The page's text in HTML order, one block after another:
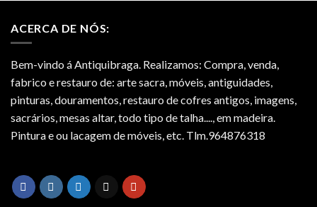
ACERCA DE NÓS:
Bem-vindo á Antiquibraga. Realizamos: Compra, venda,
fabrico e restauro de: arte sacra, móveis, antiguidades,
pinturas, douramentos, restauro de cofres antigos, imagens,
sacrários, mesas altar, todo tipo de talha...., em madeira.
Pintura e ou lacagem de móveis, etc. Tlm.964876318